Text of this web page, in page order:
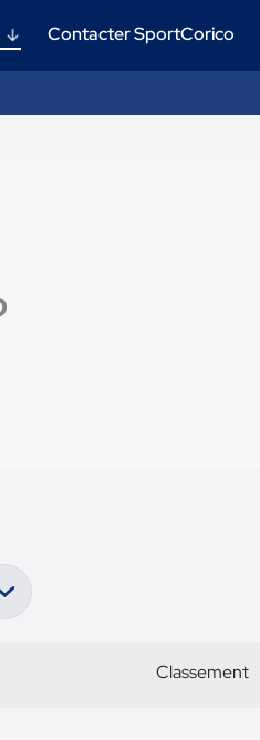
Contacter SportCorico
Classement